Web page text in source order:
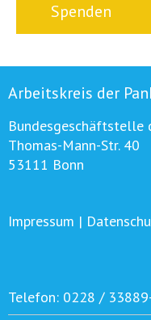
Spenden
Arbeitskreis der
Bundesgeschäftstelle
Thomas-Mann-Str. 40
53111 Bonn
Impressum |
Telefon: 0228 /